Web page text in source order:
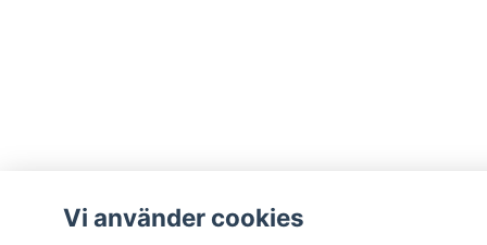
Vi använder cookies